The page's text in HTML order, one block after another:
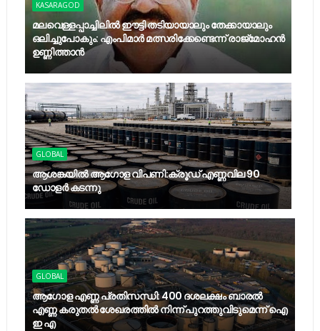
KASARAGOD
മലവെള്ളപ്പാച്ചിലില്‍ ഈട്ടി തടിയായാലും തേക്കായാലും
ഒലിച്ചുപോകും: എംപിമാര്‍ മത്സരിക്കേണ്ടെന്ന് രാജ്‌മോഹന്‍
ഉണ്ണിത്താന്‍
GLOBAL
ആശങ്കയിൽ ആഗോള വിപണി:ക്രൂഡ് എണ്ണവില 90
ഡോളർ കടന്നു
GLOBAL
ആഗോള എണ്ണ പ്രതിസന്ധി: 400 ദശലക്ഷം ബാരൽ
എണ്ണ കരുതൽ ശേഖരത്തിൽ നിന്ന് പുറത്തുവിടുമെന്ന് ഐ
ഇ എ